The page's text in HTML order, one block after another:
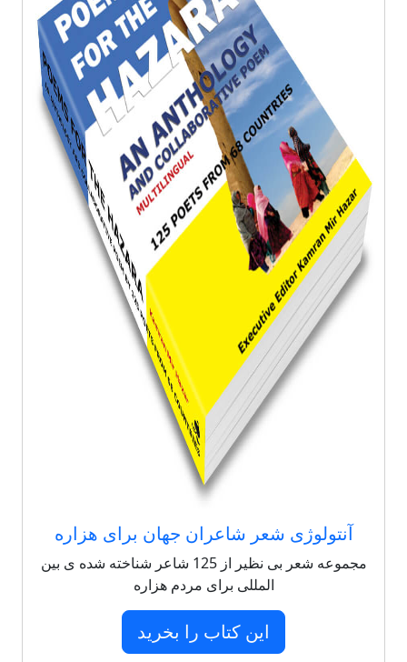
آنتولوژی شعر شاعران جهان برای هزاره
مجموعه شعر بی نظیر از 125 شاعر شناخته شده ی بین
المللی برای مردم هزاره
این کتاب را بخرید